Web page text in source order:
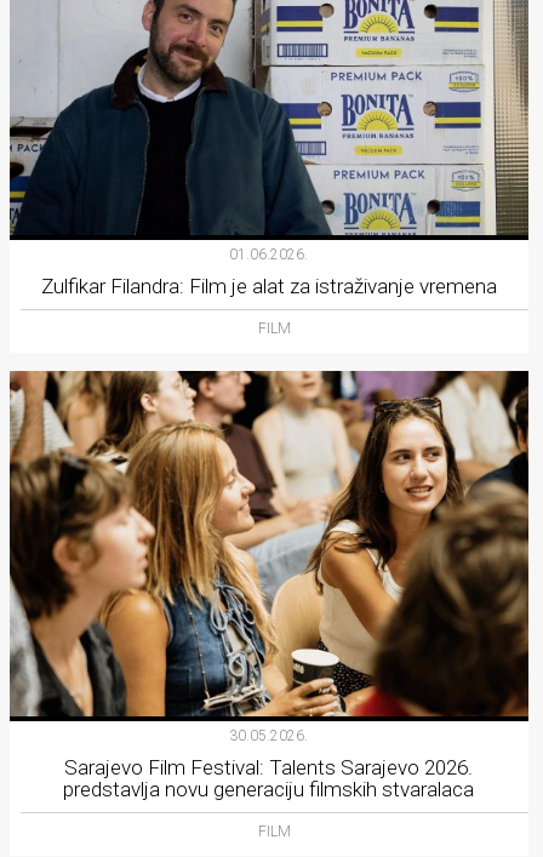
01.06.2026.
Zulfikar Filandra: Film je alat za istraživanje vremena
FILM
30.05.2026.
Sarajevo Film Festival: Talents Sarajevo 2026.
predstavlja novu generaciju filmskih stvaralaca
FILM